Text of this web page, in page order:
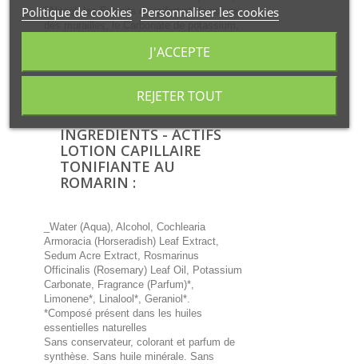
l'Alcool, les Extraits de raifort et de poivre
- Activité : contre la chute des cheveux,
contre les cheveux ternes et contre les
INGREDIENTS - ACTIFS
LOTION CAPILLAIRE
TONIFIANTE AU
ROMARIN :
_Water (Aqua), Alcohol, Cochlearia
Armoracia (Horseradish) Leaf Extract,
Sedum Acre Extract, Rosmarinus
Officinalis (Rosemary) Leaf Oil, Potassium
Carbonate, Fragrance (Parfum)*,
Limonene*, Linalool*, Geraniol*.
*Composé présent dans les huiles
essentielles naturelles
Sans conservateur, colorant et parfum de
synthèse. Sans huile minérale. Sans
Politique de cookies Personnaliser les cookies
REJETER TOUT
J'ACCEPTE